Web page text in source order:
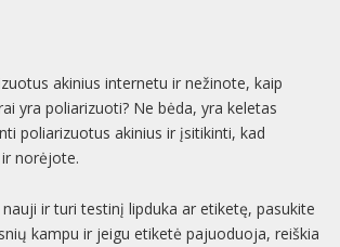
akinius internetu ir nežinote, kaip
yra poliarizuoti? Ne bėda, yra keletas
poliarizuotus akinius ir įsitikinti, kad
norėjote.
nauji ir turi testinį lipduka ar etiketę, pasukite
kampu ir jeigu etiketė pajuoduoja, reiškia